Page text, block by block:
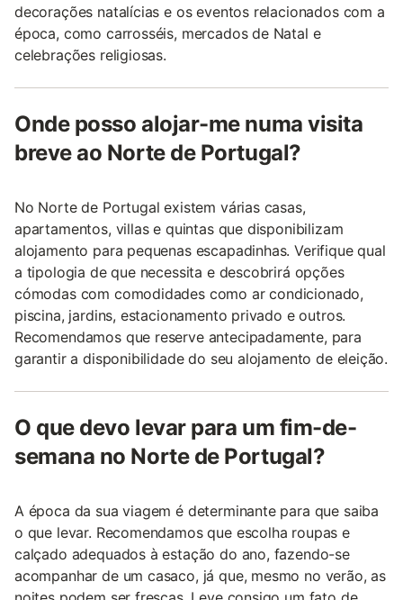
decorações natalícias e os eventos relacionados com a
época, como carrosséis, mercados de Natal e
celebrações religiosas.
Onde posso alojar-me numa visita
breve ao Norte de Portugal?
No Norte de Portugal existem várias casas,
apartamentos, villas e quintas que disponibilizam
alojamento para pequenas escapadinhas. Verifique qual
a tipologia de que necessita e descobrirá opções
cómodas com comodidades como ar condicionado,
piscina, jardins, estacionamento privado e outros.
Recomendamos que reserve antecipadamente, para
garantir a disponibilidade do seu alojamento de eleição.
O que devo levar para um fim-de-
semana no Norte de Portugal?
A época da sua viagem é determinante para que saiba
o que levar. Recomendamos que escolha roupas e
calçado adequados à estação do ano, fazendo-se
acompanhar de um casaco, já que, mesmo no verão, as